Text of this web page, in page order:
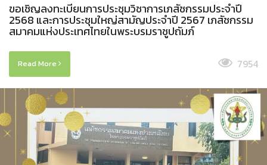
ขอเชิญลงทะเบียนการประชุมวิชาการเภสัชกรรมประจำปี
2568 และการประชุมใหญ่สามัญประจำปี 2567 เภสัชกรรม
สมาคมแห่งประเทศไทยในพระบรมราชูปถัมภ์
Read More 7954